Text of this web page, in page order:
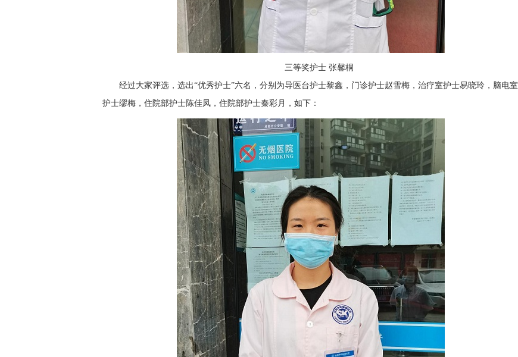
三等奖护士 张馨桐
经过大家评选，选出“优秀护士”六名，分别为导医台护士黎鑫，门诊护士赵雪梅，治疗室护士易晓玲，脑电室
护士缪梅，住院部护士陈佳凤，住院部护士秦彩月，如下：